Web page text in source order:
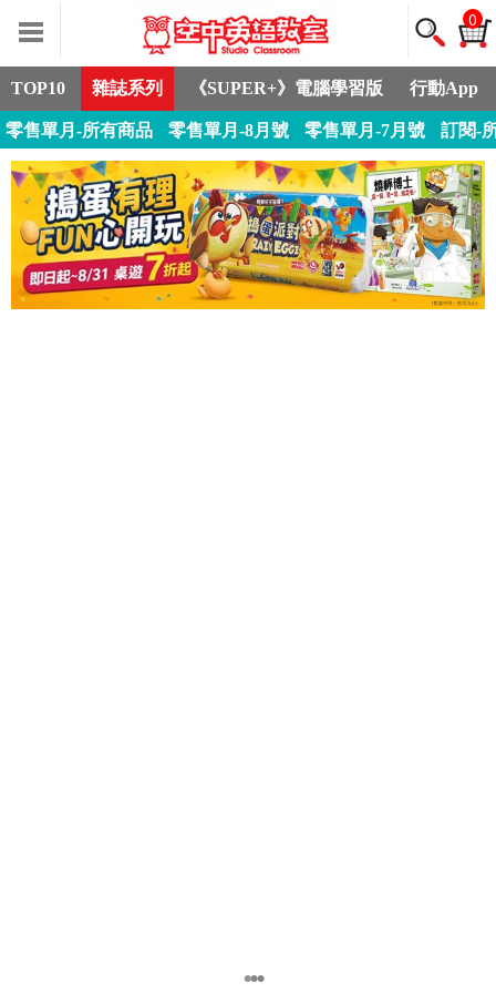
0
TOP10 雜誌系列 《SUPER+》電腦學習版 行動App
零售單月-所有商品 零售單月-8月號 零售單月-7月號 訂閱-